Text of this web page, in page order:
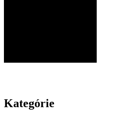
Kategórie